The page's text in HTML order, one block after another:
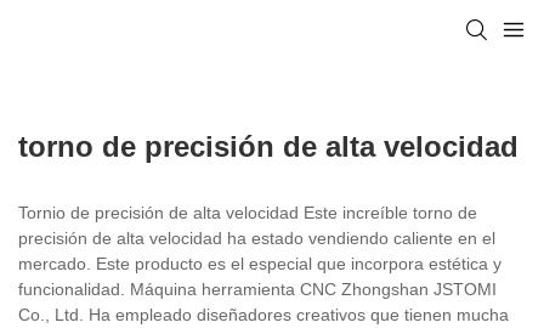
torno de precisión de alta velocidad
Tornio de precisión de alta velocidad Este increíble torno de
precisión de alta velocidad ha estado vendiendo caliente en el
mercado. Este producto es el especial que incorpora estética y
funcionalidad. Máquina herramienta CNC Zhongshan JSTOMI
Co., Ltd. Ha empleado diseñadores creativos que tienen mucha